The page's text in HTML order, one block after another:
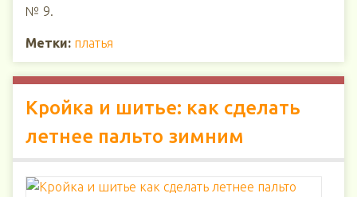
№ 9.
Метки: платья
Кройка и шитье: как сделать
летнее пальто зимним